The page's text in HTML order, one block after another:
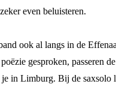
even beluisteren.
ook al langs in de
gesproken, passeren
in Limburg. Bij de saxsolo